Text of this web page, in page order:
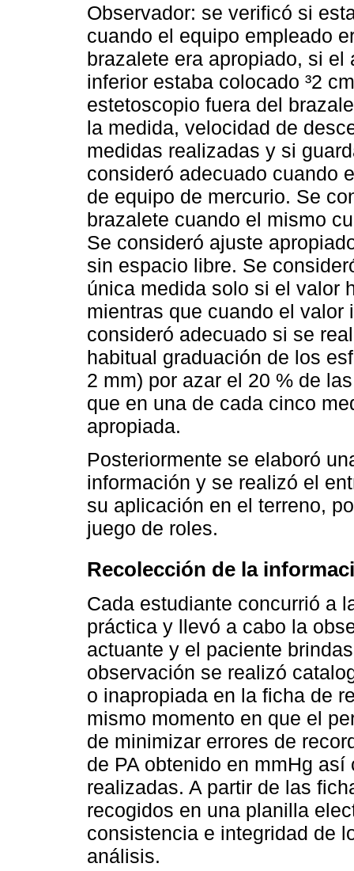
Observador: se verificó si
cuando el equipo empleado
brazalete era apropiado, si
inferior estaba colocado ³2
estetoscopio fuera del
la medida, velocidad de
medidas realizadas y si
consideró adecuado cuando
de equipo de mercurio. Se
brazalete cuando el mismo
Se consideró ajuste
sin espacio libre. Se
única medida solo si el valor
mientras que cuando el valor
consideró adecuado si se
habitual graduación de los
2 mm) por azar el 20 % de
que en una de cada cinco
apropiada.
Posteriormente se elaboró
información y se realizó el
su aplicación en el terreno,
juego de roles.
Recolección de la
Cada estudiante concurrió a
práctica y llevó a cabo la
actuante y el paciente
observación se realizó
o inapropiada en la ficha de
mismo momento en que el
de minimizar errores de
de PA obtenido en mmHg
realizadas. A partir de las
recogidos en una planilla
consistencia e integridad de
análisis.